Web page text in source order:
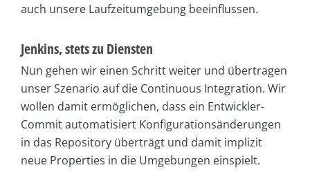
auch unsere Laufzeitumgebung beeinflussen.
Jenkins, stets zu Diensten
Nun gehen wir einen Schritt weiter und übertragen
unser Szenario auf die Continuous Integration. Wir
wollen damit ermöglichen, dass ein Entwickler-
Commit automatisiert Konfigurationsänderungen
in das Repository überträgt und damit implizit
neue Properties in die Umgebungen einspielt.